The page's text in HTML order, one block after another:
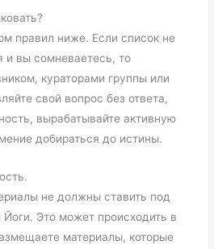
правил ниже. Если список не
и вы сомневаетесь, то
кураторами группы или
свой вопрос без ответа,
вырабатывайте активную
добираться до истины.
не должны ставить под
Это может происходить в
материалы, которые